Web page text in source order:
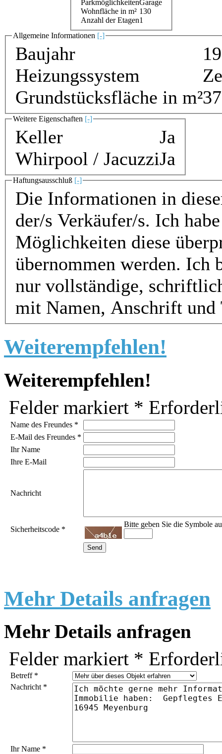
ParkmöglichkeitenGarage
Wohnfläche in m² 130
Anzahl der Etagen1
Allgemeine Informationen [-]
Baujahr
Heizungssystem
Grundstücksfläche in m²
Weitere Eigenschaften [-]
Keller
Ja
Whirpool / JacuzziJa
Haftungsausschluß [-]
Die Informationen in
der/s Verkäufer/s. Ich
Möglichkeiten diese
übernommen werden. Ich bitte um Verständnis, dass ich
nur vollständige,
mit Namen, Anschrift und
Weiterempfehlen!
Weiterempfehlen!
Felder markiert *
Name des Freundes *
E-Mail des Freundes *
Ihr Name
Ihre E-Mail
Nachricht
Sicherheitscode *
Bitte geben Sie die Symbole
Mehr Details anfragen
Mehr Details anfragen
Felder markiert *
Betreff *
Nachricht *
Ihr Name *